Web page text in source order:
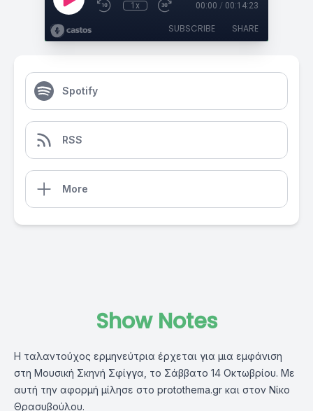
1x 00:00 / 00:14:23
SUBSCRIBE SHARE
Spotify
RSS
More
Show Notes
Η ταλαντούχος ερμηνεύτρια έρχεται για μια εμφάνιση
στη Μουσική Σκηνή Σφίγγα, το Σάββατο 14 Οκτωβρίου. Με
αυτή την αφορμή μίλησε στο protothema.gr και στον Νίκο
Θρασυβούλου.